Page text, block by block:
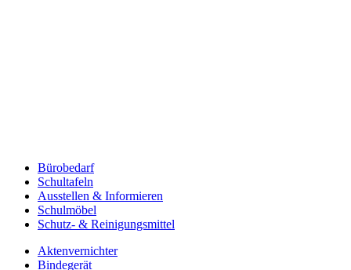
Bürobedarf
Schultafeln
Ausstellen & Informieren
Schulmöbel
Schutz- & Reinigungsmittel
Aktenvernichter
Bindegerät